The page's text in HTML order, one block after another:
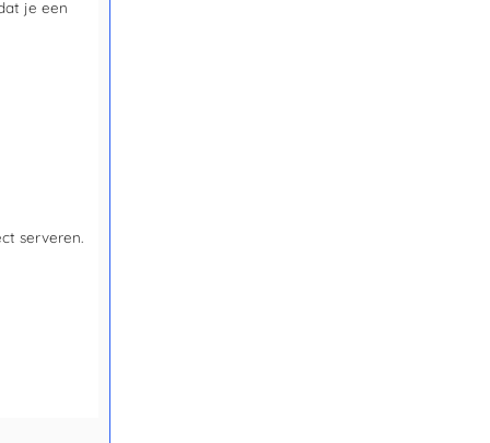
je een
serveren.